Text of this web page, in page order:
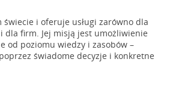
świecie i oferuje usługi zarówno dla
dla firm. Jej misją jest umożliwienie
od poziomu wiedzy i zasobów –
świadome decyzje i konkretne